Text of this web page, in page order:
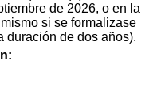
de 2026, o en la
si se formalizase
duración de dos años).